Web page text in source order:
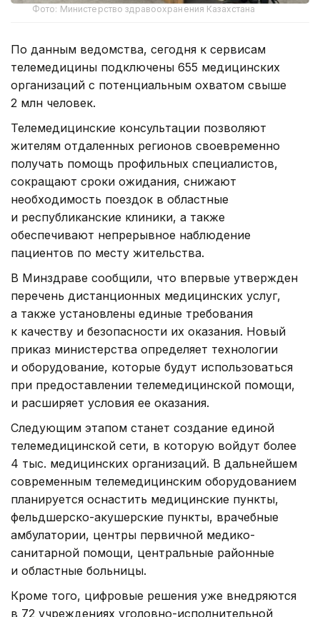
Фото: Министерство здравоохранения Казахстана
По данным ведомства, сегодня к сервисам
телемедицины подключены 655 медицинских
организаций с потенциальным охватом свыше
2 млн человек.
Телемедицинские консультации позволяют
жителям отдаленных регионов своевременно
получать помощь профильных специалистов,
сокращают сроки ожидания, снижают
необходимость поездок в областные
и республиканские клиники, а также
обеспечивают непрерывное наблюдение
пациентов по месту жительства.
В Минздраве сообщили, что впервые утвержден
перечень дистанционных медицинских услуг,
а также установлены единые требования
к качеству и безопасности их оказания. Новый
приказ министерства определяет технологии
и оборудование, которые будут использоваться
при предоставлении телемедицинской помощи,
и расширяет условия ее оказания.
Следующим этапом станет создание единой
телемедицинской сети, в которую войдут более
4 тыс. медицинских организаций. В дальнейшем
современным телемедицинским оборудованием
планируется оснастить медицинские пункты,
фельдшерско-акушерские пункты, врачебные
амбулатории, центры первичной медико-
санитарной помощи, центральные районные
и областные больницы.
Кроме того, цифровые решения уже внедряются
в 72 учреждениях уголовно-исполнительной